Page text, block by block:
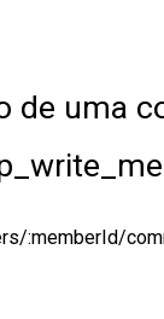
de uma
:memberId/